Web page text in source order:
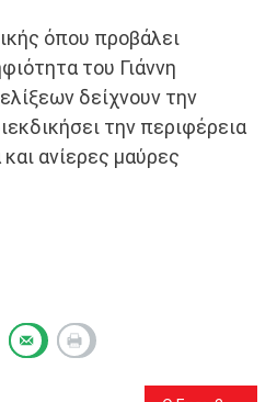
όπου προβάλει
του Γιάννη
δείχνουν την
την περιφέρεια
ανίερες μαύρες